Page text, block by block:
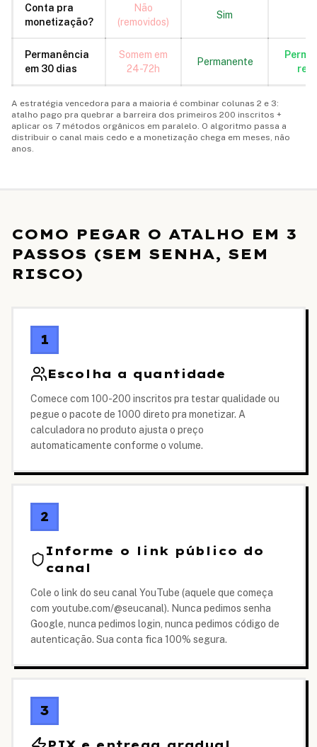
Conta pra
monetização?
Não
(removidos)
Sim
Permanência
em 30 dias
Somem em
24-72h
Permanente
A estratégia vencedora para a maioria é combinar colunas 2 e 3:
atalho pago pra quebrar a barreira dos primeiros 200 inscritos +
aplicar os 7 métodos orgânicos em paralelo. O algoritmo passa a
distribuir o canal mais cedo e a monetização chega em meses, não
anos.
COMO PEGAR O ATALHO EM 3
PASSOS (SEM SENHA, SEM
RISCO)
1
Escolha a quantidade
Comece com 100-200 inscritos pra testar qualidade ou
pegue o pacote de 1000 direto pra monetizar. A
calculadora no produto ajusta o preço
automaticamente conforme o volume.
2
Informe o link público do
canal
Cole o link do seu canal YouTube (aquele que começa
com youtube.com/@seucanal). Nunca pedimos senha
Google, nunca pedimos login, nunca pedimos código de
autenticação. Sua conta fica 100% segura.
3